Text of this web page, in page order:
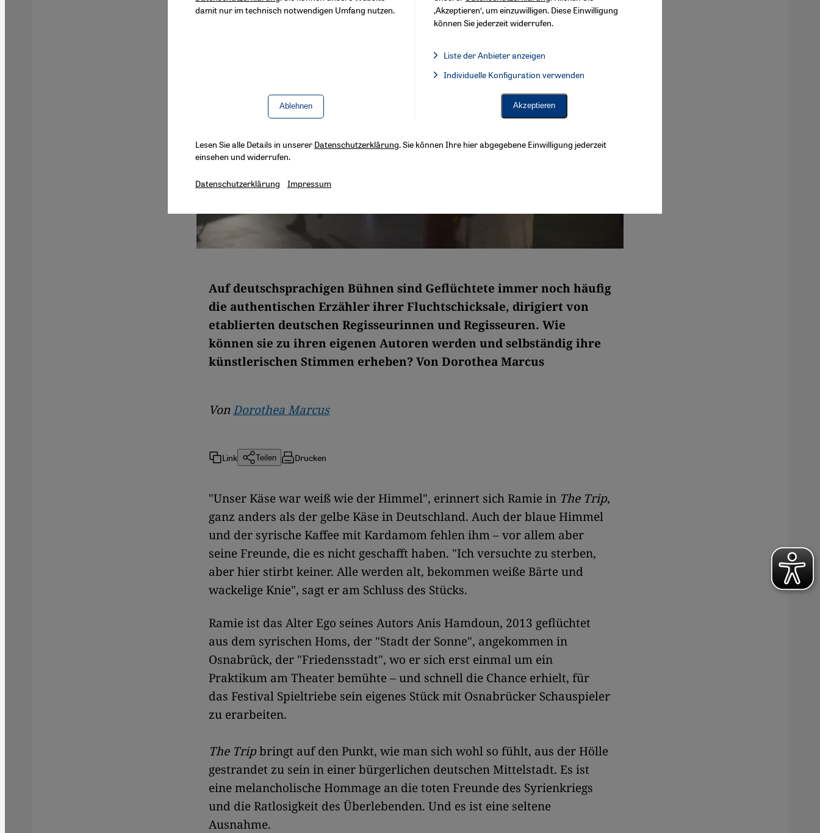
Auf deutschsprachigen Bühnen sind Geflüchtete immer noch häufig
die authentischen Erzähler ihrer Fluchtschicksale, dirigiert von
etablierten deutschen Regisseurinnen und Regisseuren. Wie
können sie zu ihren eigenen Autoren werden und selbständig ihre
künstlerischen Stimmen erheben? Von Dorothea Marcus
Von Dorothea Marcus
Link Teilen Drucken
"Unser Käse war weiß wie der Himmel", erinnert sich Ramie in The Trip,
ganz anders als der gelbe Käse in Deutschland. Auch der blaue Himmel
und der syrische Kaffee mit Kardamom fehlen ihm – vor allem aber
seine Freunde, die es nicht geschafft haben. "Ich versuchte zu sterben,
aber hier stirbt keiner. Alle werden alt, bekommen weiße Bärte und
wackelige Knie", sagt er am Schluss des Stücks.
Ramie ist das Alter Ego seines Autors Anis Hamdoun, 2013 geflüchtet
aus dem syrischen Homs, der "Stadt der Sonne", angekommen in
Osnabrück, der "Friedensstadt", wo er sich erst einmal um ein
Praktikum am Theater bemühte – und schnell die Chance erhielt, für
das Festival Spieltriebe sein eigenes Stück mit Osnabrücker Schauspieler
zu erarbeiten.
The Tripbringt auf den Punkt, wie man sich wohl so fühlt, aus der Hölle
gestrandet zu sein in einer bürgerlichen deutschen Mittelstadt. Es ist
eine melancholische Hommage an die toten Freunde des Syrienkriegs
und die Ratlosigkeit des Überlebenden. Und es ist eine seltene
Ausnahme.
damit nur im technisch notwendigen Umfang nutzen.
Ablehnen
‚Akzeptieren‘, um einzuwilligen. Diese Einwilligung
können Sie jederzeit widerrufen.
Liste der Anbieter anzeigen
Facebook Embed / Facebook Connect, Google Maps Embed, Google Tag Manager, Instagram Embed,
Individuelle Konfiguration verwenden
Akzeptieren
Lesen Sie alle Details in unserer Datenschutzerklärung. Sie können Ihre hier abgegebene Einwilligung jederzeit
einsehen und widerrufen.
Datenschutzerklärung Impressum